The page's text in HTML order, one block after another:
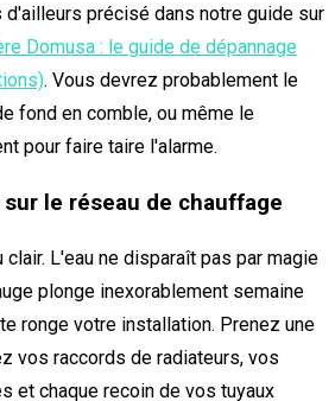
d'ailleurs précisé dans notre guide sur
Domusa : le guide de dépannage
. Vous devrez probablement le
fond en comble, ou même le
pour faire taire l'alarme.
le réseau de chauffage
L'eau ne disparaît pas par magie
plonge inexorablement semaine
ronge votre installation. Prenez une
vos raccords de radiateurs, vos
et chaque recoin de vos tuyaux